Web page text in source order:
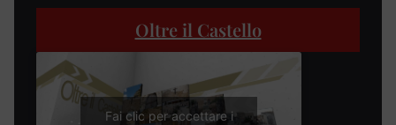
Oltre il Castello
Fai clic per accettare i